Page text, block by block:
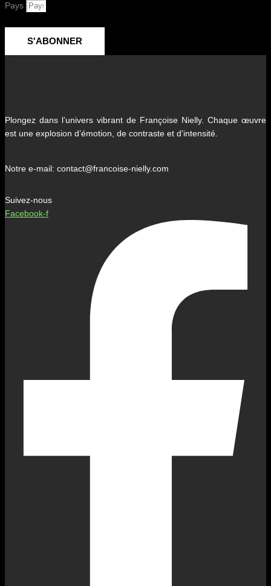
Pays
S'ABONNER
Plongez dans l’univers vibrant de Françoise Nielly. Chaque œuvre
est une explosion d’émotion, de contraste et d’intensité.
Notre e-mail: contact@francoise-nielly.com
Suivez-nous
Facebook-f